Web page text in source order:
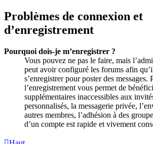
Problèmes de connexion et
d’enregistrement
Pourquoi dois-je m’enregistrer ?
Vous pouvez ne pas le faire, mais
peut avoir configuré les forums afin
s’enregistrer pour poster des messages.
l’enregistrement vous permet de
supplémentaires inaccessibles aux
personnalisés, la messagerie privée,
autres membres, l’adhésion à des
d’un compte est rapide et vivement